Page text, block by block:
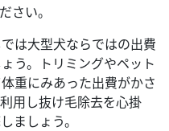
さい。
は大型犬ならではの出費
う。トリミングやペット
重にみあった出費がかさ
用し抜け毛除去を心掛
ましょう。